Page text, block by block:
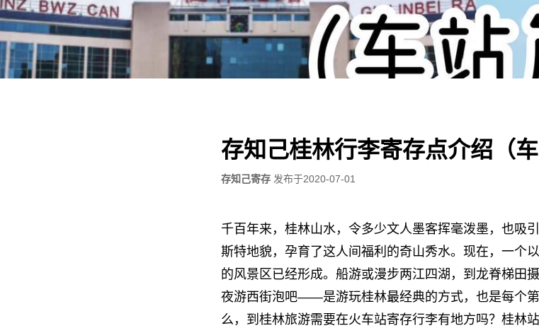
存知己桂林行李寄存点介绍（车
存知己寄存 发布于2020-07-01
千百年来，桂林山水，令多少文人墨客挥毫泼墨，也吸
斯特地貌，孕育了这人间福利的奇山秀水。现在，一个
的风景区已经形成。船游或漫步两江四湖，到龙脊梯田
夜游西街泡吧——是游玩桂林最经典的方式，也是每个
么，到桂林旅游需要在火车站寄存行李有地方吗？桂林